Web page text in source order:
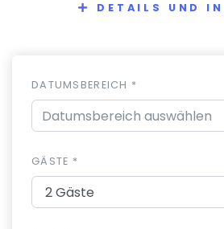
DETAILS UND
DATUMSBEREICH *
GÄSTE *